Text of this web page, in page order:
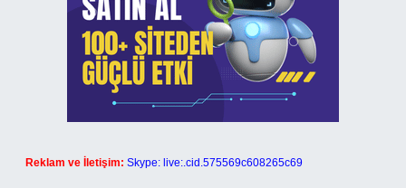
Reklam ve İletişim: Skype: live:.cid.575569c608265c69